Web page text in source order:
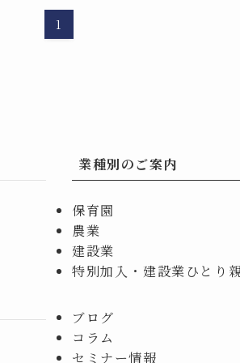
1
業種別のご案内
保育園
農業
建設業
特別加入・建設業ひとり
ブログ
コラム
セミナー情報